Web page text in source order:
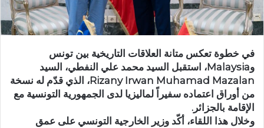
في خطوة تعكس متانة العلاقات التاريخية بين تونس
وMalaysia، استقبل السيد محمد علي النفطي، السيد
Rizany Irwan Muhamad Mazalan، الذي قدّم له نسخة
من أوراق اعتماده سفيراً لماليزيا لدى الجمهورية التونسية مع
الإقامة بالجزائر.
وخلال هذا اللقاء، أكّد وزير الخارجية التونسي على عمق